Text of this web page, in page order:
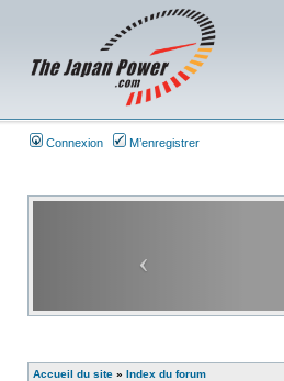
Connexion M’enregistrer
Accueil du site » Index du forum